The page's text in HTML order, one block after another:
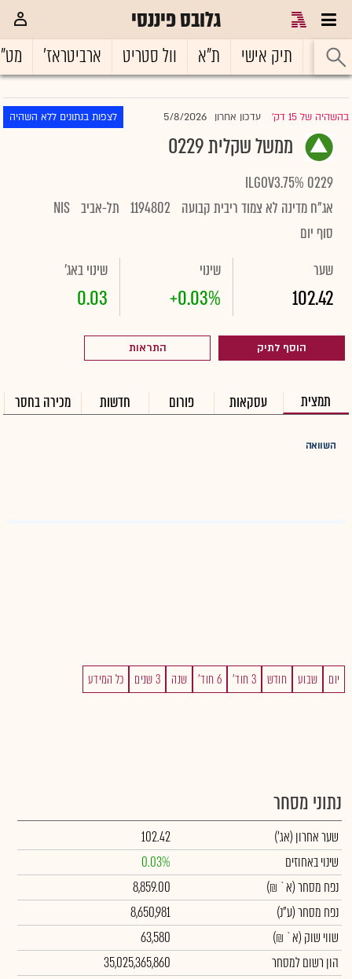
גלובס פיננסי
ראשי תיק אישי ת"א וול סטריט ארביטראז'
בהשהיה של 15 דק' |עדכון אחרון 5/8/2026 לצפות בנתונים ללא השהיה
ממשל שקלית 0229
ILGOV3.75% 0229
אג"ח מדינה לא צמוד ריבית קבועה 1194802 תל-אביב NIS
סוף יום
שער
102.42
שינוי
+0.03%
שינוי באג'
0.03
הוסף לתיק התראות
תמצית עסקאות פורום חדשות מכירה בחסר
השוואה
יום שבוע חודש 3 חוד' 6 חוד' שנה 3 שנים כל המידע
נתוני מסחר
שער אחרון (אג')
102.42
שינוי באחוזים
0.03%
נפח מסחר(א` ₪)
8,859.00
נפח מסחר(ע"נ)
8,650,981
שווי שוק (א` ₪)
63,580
הון רשום למסחר
35,025,365,860